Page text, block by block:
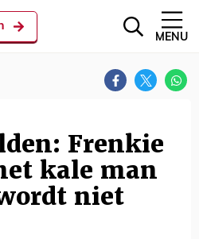
MENU
Frenkie
kale man
niet